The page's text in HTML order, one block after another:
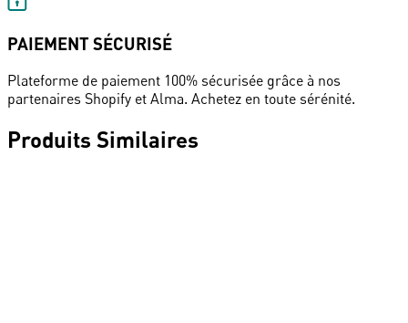
PAIEMENT SÉCURISÉ
Plateforme de paiement 100% sécurisée grâce à nos
partenaires Shopify et Alma. Achetez en toute sérénité.
Produits Similaires